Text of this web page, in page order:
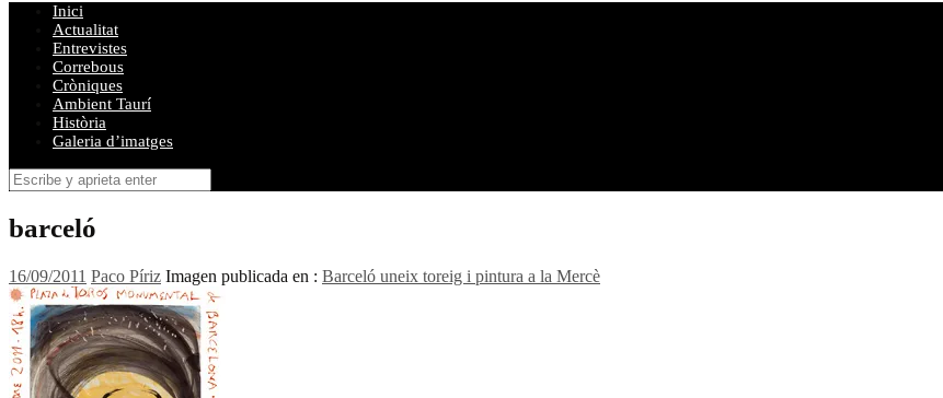
Inici
Actualitat
Entrevistes
Correbous
Cròniques
Ambient Taurí
Història
Galeria d’imatges
Buscar
por:
barceló
16/09/2011 Paco Píriz Imagen publicada en : Barceló uneix toreig i pintura a la Mercè